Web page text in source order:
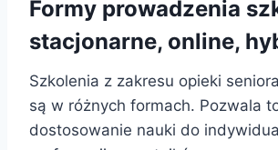
Formy prowadzenia
stacjonarne, online,
Szkolenia z zakresu opieki
są w różnych formach. Pozwala
dostosowanie nauki do